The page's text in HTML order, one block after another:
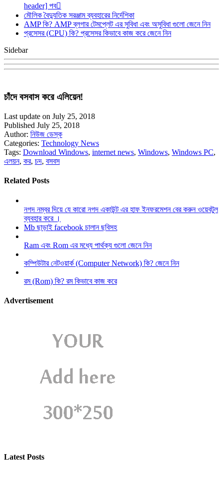
header] পব
মৌলিক বৈদ্যুতিক সরঞ্জাম ব্যবহারের নির্দেশিকা
AMP কি? AMP ব্লগার টেমপ্লেট এর সুবিধা এবং অসুবিধা গুলো জেনে নিন
প্রসেসর (CPU) কি? প্রসেসর কিভাবে কাজ করে জেনে নিন
Sidebar
চাঁদে বসবাস করে এলিয়েন!
Last update on July 25, 2018
Published July 25, 2018
Author: নিউজ ডেস্ক
Categories: Technology News
Tags: Download Windows, internet news, Windows, Windows PC,
এলয়ন, কর, চদ, বসবস
Related Posts
নগদ নম্বর দিয়ে যে কারো নগদ একাউন্ট এর হাফ ইনফরমেশন বের করুন ওয়েবটুল
ব্যবহার করে ।
Mb ছাড়াই facebook চালান ছবিসহ
Ram এবং Rom এর মধ্যে পার্থক্য গুলো জেনে নিন
কম্পিউটার নেটওয়ার্ক (Computer Network) কি? জেনে নিন
রম (Rom) কি? রম কিভাবে কাজ করে
Advertisement
Latest Posts